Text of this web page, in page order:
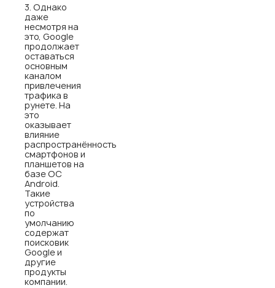
Однако
даже
несмотря на
это, Google
продолжает
оставаться
основным
каналом
привлечения
трафика в
рунете. На
это
оказывает
влияние
распространённость
смартфонов и
планшетов на
базе ОС
Android.
Такие
устройства
по
умолчанию
содержат
поисковик
Google и
другие
продукты
компании.